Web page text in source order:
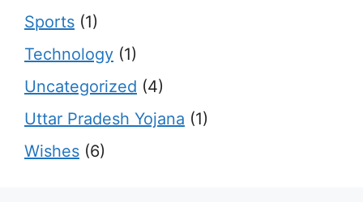
Sports (1)
Technology (1)
Uncategorized (4)
Uttar Pradesh Yojana (1)
Wishes (6)